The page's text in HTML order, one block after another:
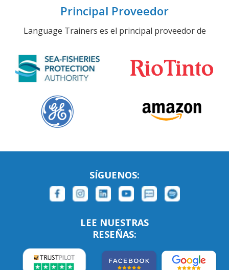
Principal Proveedor
Language Trainers es el principal proveedor de
SÍGUENOS:
LEE NUESTRAS
RESEÑAS: